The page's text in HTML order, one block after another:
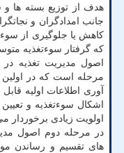
هدف از توزیع بسته ها و
جانب امدادگران و
کاهش یا جلوگیری از
که گرفتار سوءتغذیه
اصول مدیریت تغذیه
مرحله است که در اولین
آوری اطلاعات اولیه
اشکال سوءتغذیه و
اولویت زیادی برخوردار
در مرحله دوم اصول
های تقسیم و رساندن